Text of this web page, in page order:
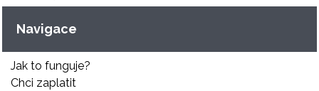
Navigace
Jak to funguje?
Chci zaplatit